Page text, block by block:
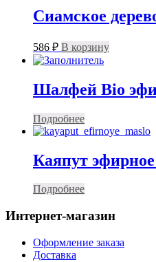
Сиамское
586 ₽ В корзину
Шалфей Bio
Подробнее
Каяпут
Подробнее
Интернет-магазин
Оформление заказа
Доставка